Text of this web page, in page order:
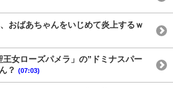
おばあちゃんをいじめて炎上するｗ
王女ローズパメラ」の”ドミナスパー
？ (07:03)